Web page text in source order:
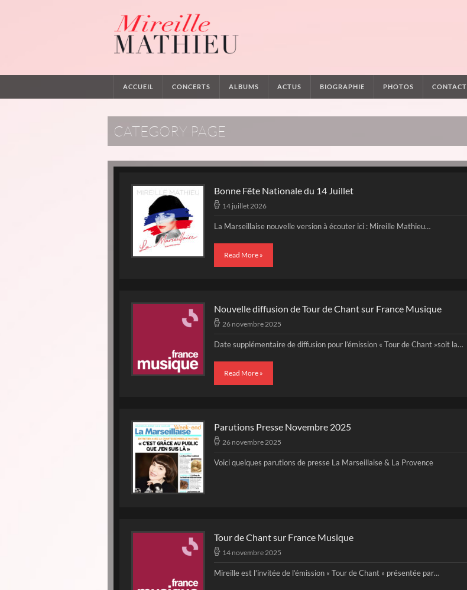
ACCUEIL CONCERTS ALBUMS ACTUS BIOGRAPHIE PHOTOS CONTACT
CATEGORY PAGE
Bonne Fête Nationale du 14 Juillet
14 juillet 2026
La Marseillaise nouvelle version à écouter ici : Mireille Mathieu…
Read More »
Nouvelle diffusion de Tour de Chant sur France Musique
26 novembre 2025
Date supplémentaire de diffusion pour l’émission « Tour de Chant »soit la…
Read More »
Parutions Presse Novembre 2025
26 novembre 2025
Voici quelques parutions de presse La Marseillaise & La Provence
Tour de Chant sur France Musique
14 novembre 2025
Mireille est l’invitée de l’émission « Tour de Chant » présentée par…